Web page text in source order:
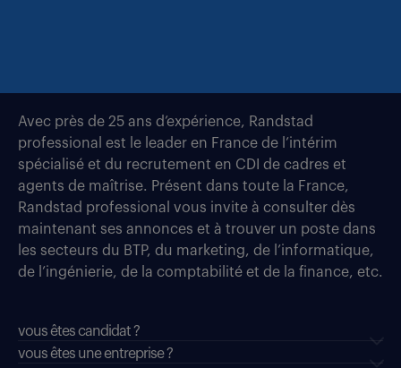
Avec près de 25 ans d’expérience, Randstad
professional est le leader en France de l’intérim
spécialisé et du recrutement en CDI de cadres et
agents de maîtrise. Présent dans toute la France,
Randstad professional vous invite à consulter dès
maintenant ses annonces et à trouver un poste dans
les secteurs du BTP, du marketing, de l’informatique,
de l’ingénierie, de la comptabilité et de la finance, etc.
vous êtes candidat ?
vous êtes une entreprise ?